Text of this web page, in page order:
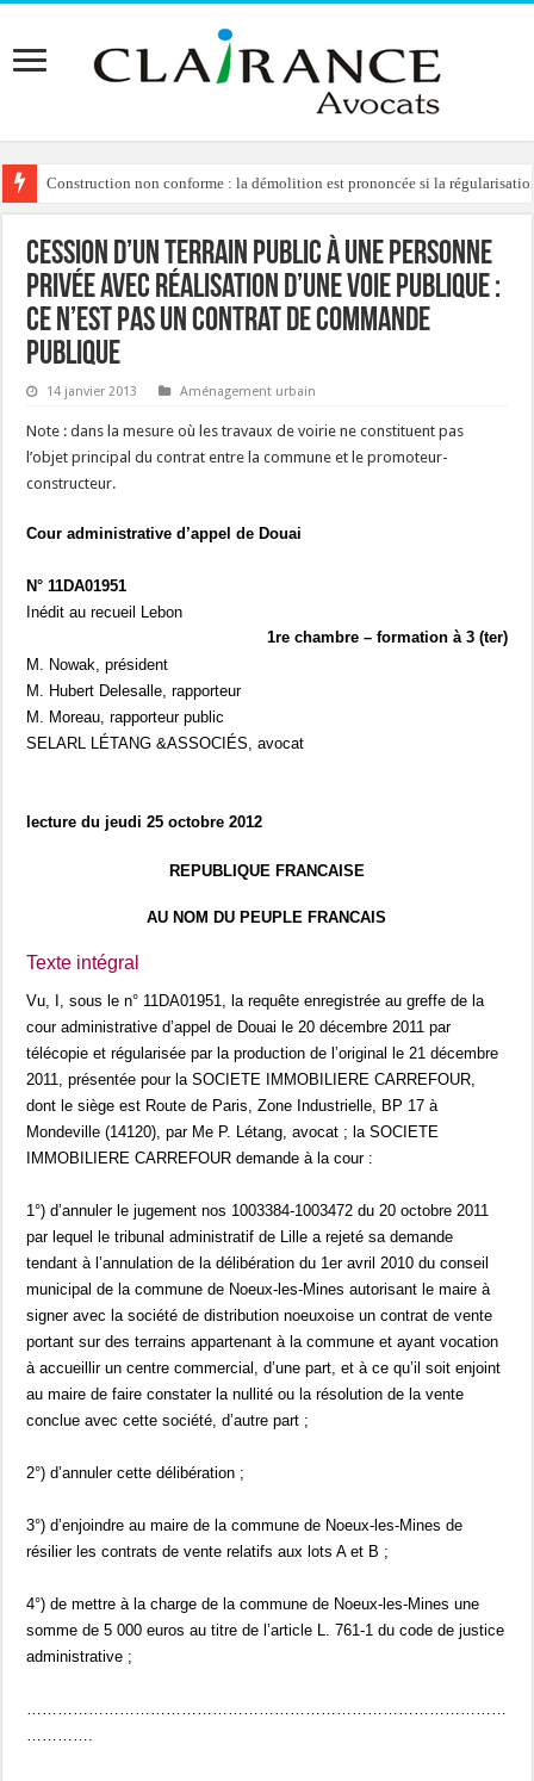
Construction non conforme : la démolition est prononcée si la
Domaine public : l’indemnisation en cas de résiliation unilatérale de la
Cession d’un terrain public à une personne
privée avec réalisation d’une voie publique :
ce n’est pas un contrat de commande
publique
14 janvier 2013 Aménagement urbain
Note : dans la mesure où les travaux de voirie ne constituent pas
l’objet principal du contrat entre la commune et le promoteur-
constructeur.
Cour administrative d’appel de Douai
N° 11DA01951
Inédit au recueil Lebon
1re chambre – formation à 3 (ter)
M. Nowak, président
M. Hubert Delesalle, rapporteur
M. Moreau, rapporteur public
SELARL LÉTANG &ASSOCIÉS, avocat
lecture du jeudi 25 octobre 2012
REPUBLIQUE FRANCAISE
AU NOM DU PEUPLE FRANCAIS
Texte intégral
Vu, I, sous le n° 11DA01951, la requête enregistrée au greffe de la
cour administrative d’appel de Douai le 20 décembre 2011 par
télécopie et régularisée par la production de l’original le 21 décembre
2011, présentée pour la SOCIETE IMMOBILIERE CARREFOUR,
dont le siège est Route de Paris, Zone Industrielle, BP 17 à
Mondeville (14120), par Me P. Létang, avocat ; la SOCIETE
IMMOBILIERE CARREFOUR demande à la cour :
1°) d’annuler le jugement nos 1003384-1003472 du 20 octobre 2011
par lequel le tribunal administratif de Lille a rejeté sa demande
tendant à l’annulation de la délibération du 1er avril 2010 du conseil
municipal de la commune de Noeux-les-Mines autorisant le maire à
signer avec la société de distribution noeuxoise un contrat de vente
portant sur des terrains appartenant à la commune et ayant vocation
à accueillir un centre commercial, d’une part, et à ce qu’il soit enjoint
au maire de faire constater la nullité ou la résolution de la vente
conclue avec cette société, d’autre part ;
2°) d’annuler cette délibération ;
3°) d’enjoindre au maire de la commune de Noeux-les-Mines de
résilier les contrats de vente relatifs aux lots A et B ;
4°) de mettre à la charge de la commune de Noeux-les-Mines une
somme de 5 000 euros au titre de l’article L. 761-1 du code de justice
administrative ;